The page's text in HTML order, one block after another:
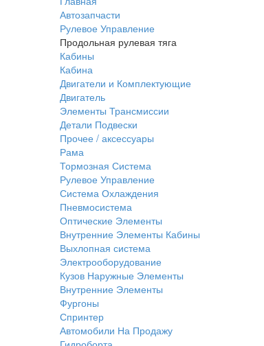
Автозапчасти
Рулевое Управление
Продольная рулевая тяга
Кабины
Кабина
Двигатели и Комплектующие
Двигатель
Элементы Трансмиссии
Детали Подвески
Прочее / аксессуары
Рама
Тормозная Система
Рулевое Управление
Система Охлаждения
Пневмосистема
Оптические Элементы
Внутренние Элементы Кабины
Выхлопная система
Электрооборудование
Кузов Наружные Элементы
Внутренние Элементы
Фургоны
Спринтер
Автомобили На Продажу